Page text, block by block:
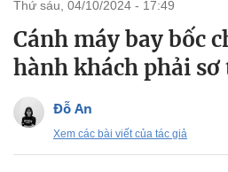
thứ sáu, 04/10/2024 - 17:49
Cánh máy bay bốc
hành khách phải sơ
Đỗ An
Xem các bài viết của tác giả